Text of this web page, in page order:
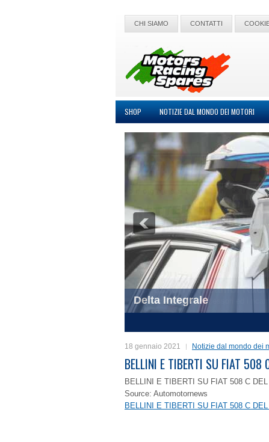
CHI SIAMO CONTATTI
SHOP NOTIZIE DAL MONDO DEI MOTORI
Delta Integrale
18 gennaio 2021 Notizie dal mondo dei
BELLINI E TIBERTI SU FIAT 508
BELLINI E TIBERTI SU FIAT 508 C
Source: Automotornews
BELLINI E TIBERTI SU FIAT 508 C